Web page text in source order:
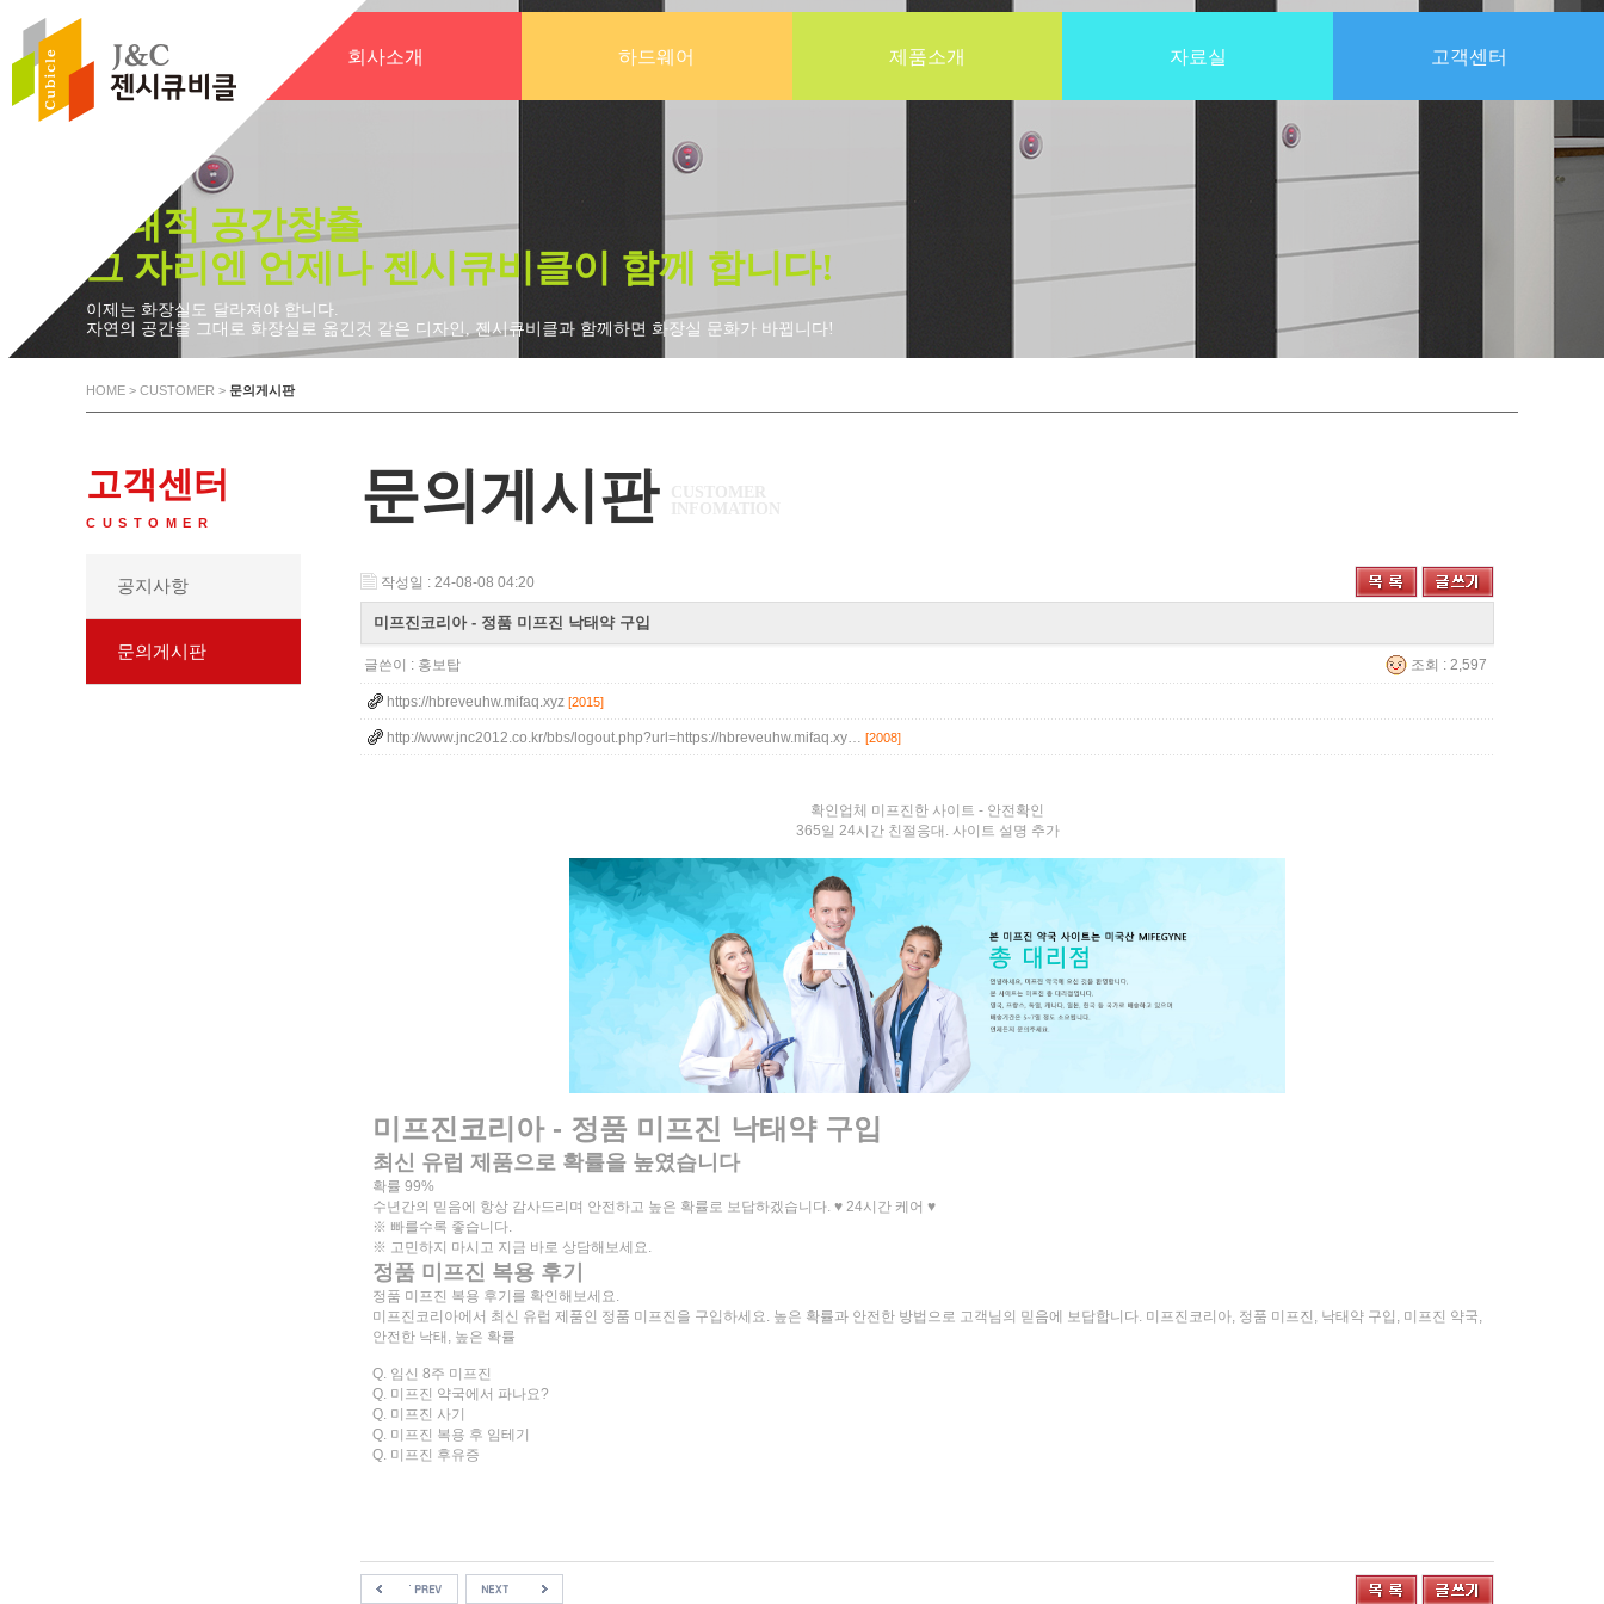
회사소개 하드웨어 제품소개 자료실 고객센터
시대적 공간창출
그 자리엔 언제나 젠시큐비클이 함께 합니다!
이제는 화장실도 달라져야 합니다.
자연의 공간을 그대로 화장실로 옮긴것 같은 디자인, 젠시큐비클과 함께하면 화장실 문화가 바뀝니다!
HOME > CUSTOMER > 문의게시판
고객센터
CUSTOMER
공지사항
문의게시판
문의게시판
작성일 : 24-08-08 04:20
미프진코리아 - 정품 미프진 낙태약 구입
글쓴이 : 홍보탑 조회 : 2,597
https://hbreveuhw.mifaq.xyz [2015]
http://www.jnc2012.co.kr/bbs/logout.php?url=https://hbreveuhw.mifaq.xy… [2008]
확인업체 미프진한 사이트 - 안전확인
365일 24시간 친절응대. 사이트 설명 추가
미프진코리아 - 정품 미프진 낙태약 구입
최신 유럽 제품으로 확률을 높였습니다
확률 99%
수년간의 믿음에 항상 감사드리며 안전하고 높은 확률로 보답하겠습니다. ♥ 24시간 케어 ♥
※ 빠를수록 좋습니다.
※ 고민하지 마시고 지금 바로 상담해보세요.
정품 미프진 복용 후기
정품 미프진 복용 후기를 확인해보세요.
미프진코리아에서 최신 유럽 제품인 정품 미프진을 구입하세요. 높은 확률과 안전한 방법으로 고객님의 믿음에 보답합니다. 미프진코리아, 정품 미프진, 낙태약 구입, 미프진 약국,
안전한 낙태, 높은 확률
Q. 임신 8주 미프진
Q. 미프진 약국에서 파나요?
Q. 미프진 사기
Q. 미프진 복용 후 임테기
Q. 미프진 후유증